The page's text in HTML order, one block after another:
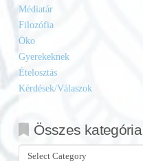
Médiatár
Filozófia
Öko
Gyerekeknek
Ételosztás
Kérdések/Válaszok
Összes kategória
Összes